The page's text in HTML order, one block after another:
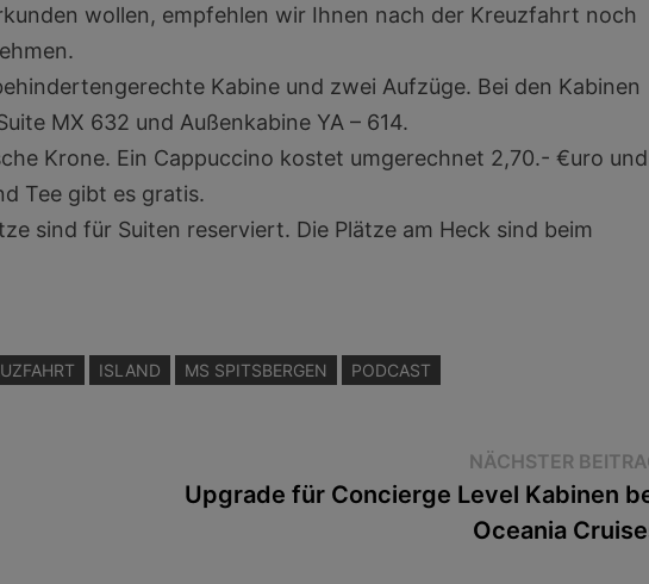
wollen, empfehlen wir Ihnen nach der Kreuzfahrt noch
Kabine und zwei Aufzüge. Bei den Kabinen
MX 632 und Außenkabine YA – 614.
Krone. Ein Cappuccino kostet umgerechnet 2,70.- €uro und
Tee gibt es gratis.
sind für Suiten reserviert. Die Plätze am Heck sind beim
ISLAND MS SPITSBERGEN PODCAST
NÄCHSTER
Upgrade für Concierge Level Kabinen
Oceania